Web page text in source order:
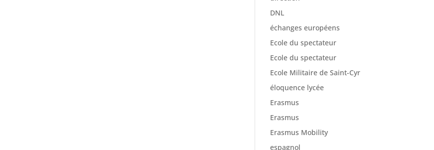
DNL
échanges européens
Ecole du spectateur
Ecole du spectateur
Ecole Militaire de Saint-Cyr
éloquence lycée
Erasmus
Erasmus
Erasmus Mobility
espagnol